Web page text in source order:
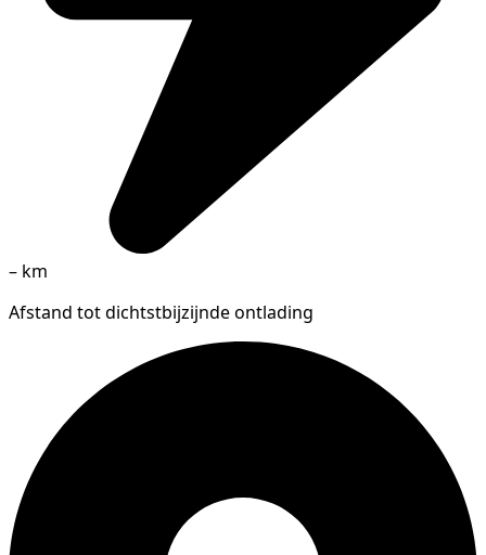
– km
Afstand tot dichtstbijzijnde ontlading